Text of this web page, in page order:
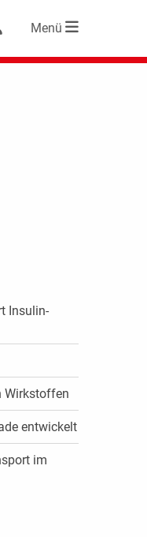
Menü
Insulin-
Wirkstoffen
entwickelt
im